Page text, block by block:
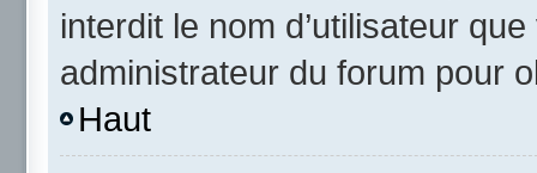
interdit le nom d’utilisateur
administrateur du forum pour
Haut